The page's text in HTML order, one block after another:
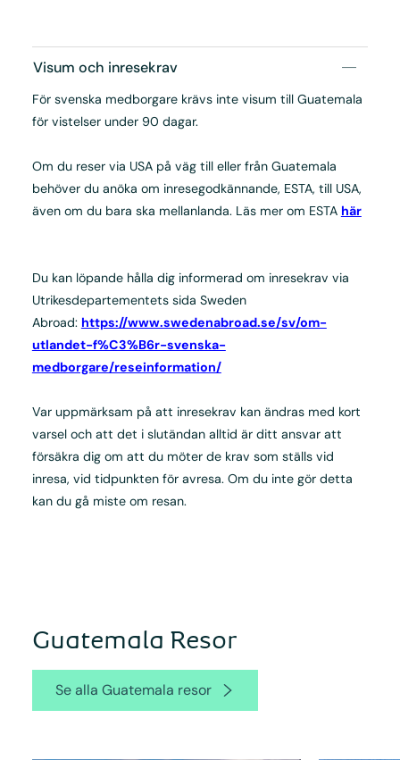
Visum och inresekrav
För svenska medborgare krävs inte visum till Guatemala
för vistelser under 90 dagar.
Om du reser via USA på väg till eller från Guatemala
behöver du anöka om inresegodkännande, ESTA, till USA,
även om du bara ska mellanlanda. Läs mer om ESTA här
Du kan löpande hålla dig informerad om inresekrav via
Utrikesdepartementets sida Sweden
Abroad: https://www.swedenabroad.se/sv/om-
utlandet-f%C3%B6r-svenska-
medborgare/reseinformation/
Var uppmärksam på att inresekrav kan ändras med kort
varsel och att det i slutändan alltid är ditt ansvar att
försäkra dig om att du möter de krav som ställs vid
inresa, vid tidpunkten för avresa. Om du inte gör detta
kan du gå miste om resan.
Guatemala Resor
Se alla Guatemala resor